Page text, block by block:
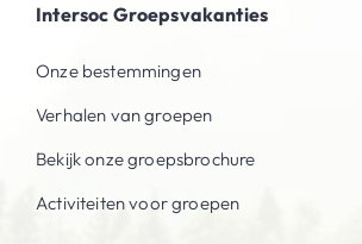
Intersoc Groepsvakanties
Onze bestemmingen
Verhalen van groepen
Bekijk onze groepsbrochure
Activiteiten voor groepen